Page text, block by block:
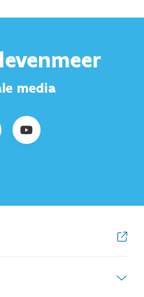
media